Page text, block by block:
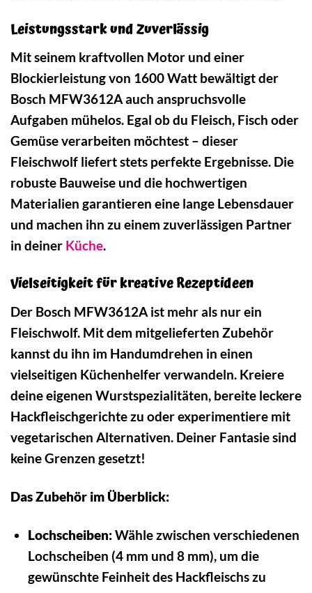
Leistungsstark und Zuverlässig
Mit seinem kraftvollen Motor und einer
Blockierleistung von 1600 Watt bewältigt der
Bosch MFW3612A auch anspruchsvolle
Aufgaben mühelos. Egal ob du Fleisch, Fisch oder
Gemüse verarbeiten möchtest – dieser
Fleischwolf liefert stets perfekte Ergebnisse. Die
robuste Bauweise und die hochwertigen
Materialien garantieren eine lange Lebensdauer
und machen ihn zu einem zuverlässigen Partner
in deiner Küche.
Vielseitigkeit für kreative Rezeptideen
Der Bosch MFW3612A ist mehr als nur ein
Fleischwolf. Mit dem mitgelieferten Zubehör
kannst du ihn im Handumdrehen in einen
vielseitigen Küchenhelfer verwandeln. Kreiere
deine eigenen Wurstspezialitäten, bereite leckere
Hackfleischgerichte zu oder experimentiere mit
vegetarischen Alternativen. Deiner Fantasie sind
keine Grenzen gesetzt!
Das Zubehör im Überblick:
Lochscheiben:Wähle zwischen verschiedenen
Lochscheiben (4 mm und 8 mm), um die
gewünschte Feinheit des Hackfleischs zu